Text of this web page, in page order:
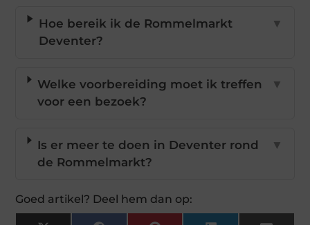
Hoe bereik ik de Rommelmarkt
Deventer?
▼
Welke voorbereiding moet ik treffen
voor een bezoek?
▼
Is er meer te doen in Deventer rond
de Rommelmarkt?
▼
Goed artikel? Deel hem dan op: